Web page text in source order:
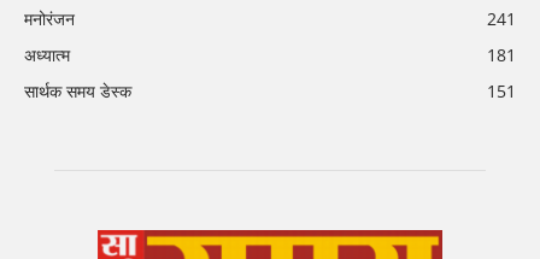
मनोरंजन
241
अध्यात्म
181
सार्थक समय डेस्क
151